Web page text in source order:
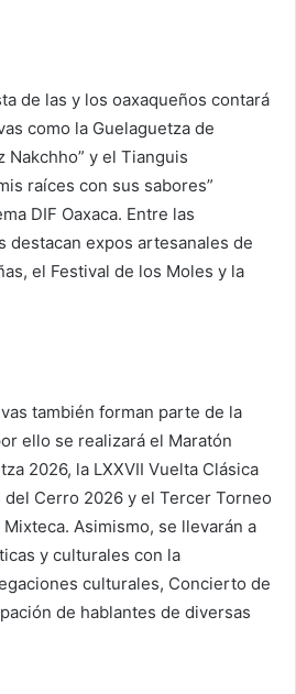
de las y los oaxaqueños contará
como la Guelaguetza de
Nakchho” y el Tianguis
raíces con sus sabores”
DIF Oaxaca. Entre las
destacan expos artesanales de
el Festival de los Moles y la
también forman parte de la
ello se realizará el Maratón
2026, la LXXVII Vuelta Clásica
del Cerro 2026 y el Tercer Torneo
Asimismo, se llevarán a
y culturales con la
culturales, Concierto de
de hablantes de diversas